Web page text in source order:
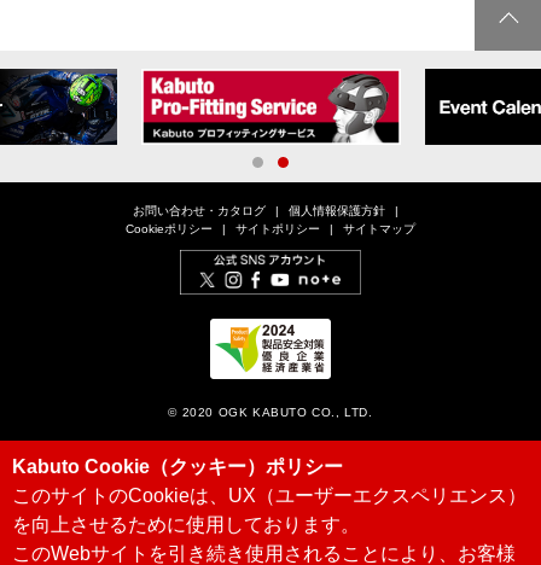
1
お問い合わせ・カタログ
個人情報保護方針
Cookieポリシー
サイトポリシー サイトマップ
© 2020 OGK KABUTO CO., LTD.
Kabuto Cookie（クッキー）ポリシー
このサイトのCookieは、UX（ユーザーエクスペリエンス）
を向上させるために使用しております。
このWebサイトを引き続き使用されることにより、お客様